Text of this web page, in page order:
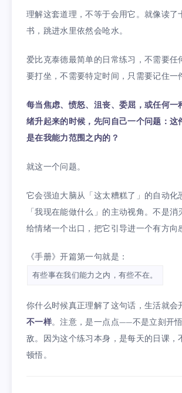
理解这套道理，不等于会用它。就像读了
书，跳进水里依然会呛水。
爱比克泰德最简单的日常练习，不需要任
要打坐，不需要特定时间，只需要记住一
每当焦虑、愤怒、沮丧、委屈，或任何一
绪升起来的时候，先问自己一个问题：这
是在我能力范围之内的？
就这一个问题。
它会强迫大脑从「这太糟糕了」的自动化
「我现在能做什么」的主动视角。不是消
给情绪一个出口，把它引导进一个有方向
《手册》开篇第一句就是：
有些事在我们能力之内，有些不在。
你什么时候真正理解了这句话，生活就会
不一样。注意，是一点点——不是立刻开
敌。因为这个练习本身，是每天的日课，
顿悟。